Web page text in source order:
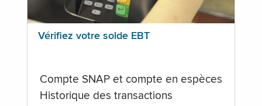
Vérifiez votre solde EBT
Compte SNAP et compte en espèces
Historique des transactions